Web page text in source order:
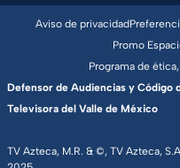
TV Azteca, M.R. & ©, TV Azteca,
Aviso de privacidad
Promo
Programa de
Defensor de Audiencias y Código
Televisora del Valle de México